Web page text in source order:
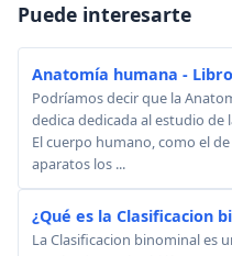
Puede interesarte
Anatomía humana -
Podríamos decir que la
dedica dedicada al estudio
El cuerpo humano, como el
aparatos los ...
¿Qué es la Clasificacion
La Clasificacion binominal es